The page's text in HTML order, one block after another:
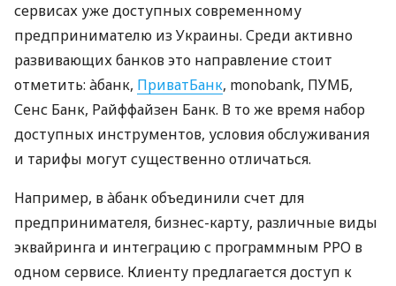
сервисах уже доступных современному
предпринимателю из Украины. Среди активно
развивающих банков это направление стоит
отметить: àбанк, ПриватБанк, monobank, ПУМБ,
Сенс Банк, Райффайзен Банк. В то же время набор
доступных инструментов, условия обслуживания
и тарифы могут существенно отличаться.
Например, в àбанк объединили счет для
предпринимателя, бизнес-карту, различные виды
эквайринга и интеграцию с программным РРО в
одном сервисе. Клиенту предлагается доступ к